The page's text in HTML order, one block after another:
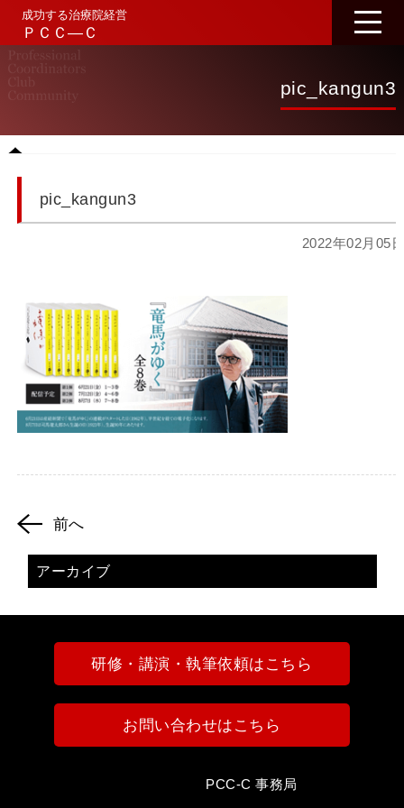
成功する治療院経営
ＰＣＣ―Ｃ
pic_kangun3
pic_kangun3
2022年02月05
前へ
アーカイブ
研修・講演・執筆依頼はこちら
お問い合わせはこちら
PCC-C 事務局